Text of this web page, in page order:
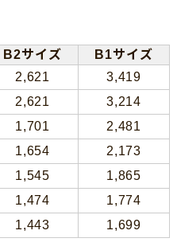
B2サイズ
B1サイズ
2,621
3,419
2,621
3,214
1,701
2,481
1,654
2,173
1,545
1,865
1,474
1,774
1,443 1,699